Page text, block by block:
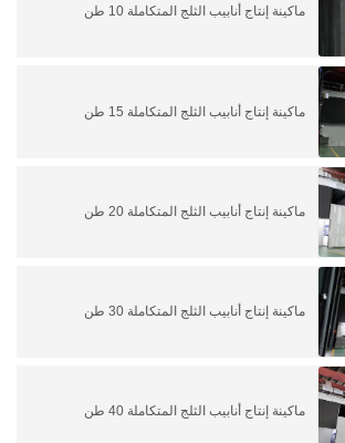
ماكينة إنتاج أنابيب الثلج المتكاملة 10 طن
ماكينة إنتاج أنابيب الثلج المتكاملة 15 طن
ماكينة إنتاج أنابيب الثلج المتكاملة 20 طن
ماكينة إنتاج أنابيب الثلج المتكاملة 30 طن
ماكينة إنتاج أنابيب الثلج المتكاملة 40 طن